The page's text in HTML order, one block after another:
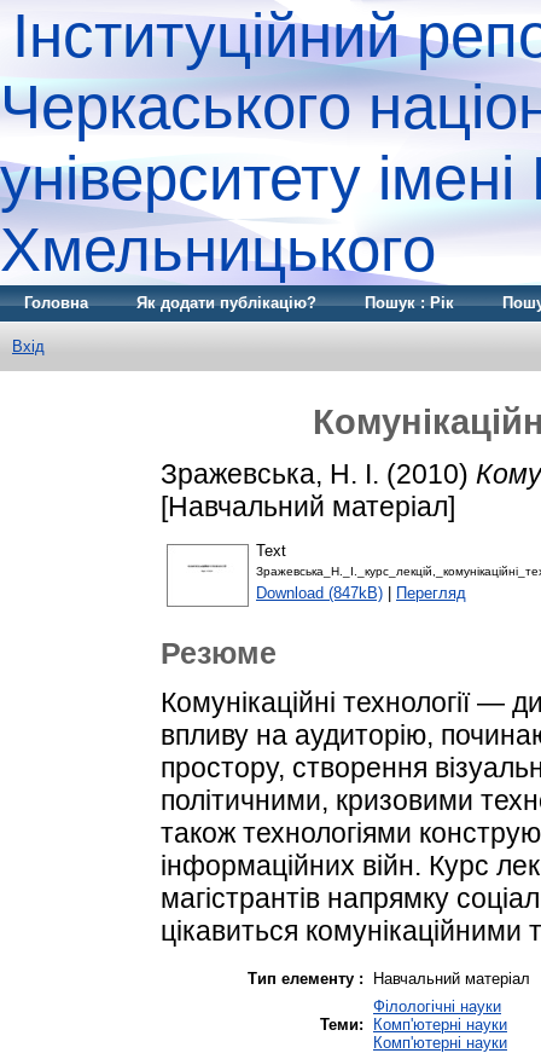
Інституційний
Черкаського
університету
Хмельницького
Головна Як додати публікацію? Пошук : Рік
Вхід
Зражевська, Н. І. (2010)
[Навчальний матеріал]
Text
Download (847kB) Перегляд
Резюме
Комунікаційні технології —
впливу на аудиторію,
простору, створення
політичними, кризовими
також технологіями
інформаційних війн. Курс
магістрантів напрямку
цікавиться комунікаційними
Тип елементу : Навчальний матеріал
Теми:
Філологічні науки
Комп'ютерні науки
Комп'ютерні науки